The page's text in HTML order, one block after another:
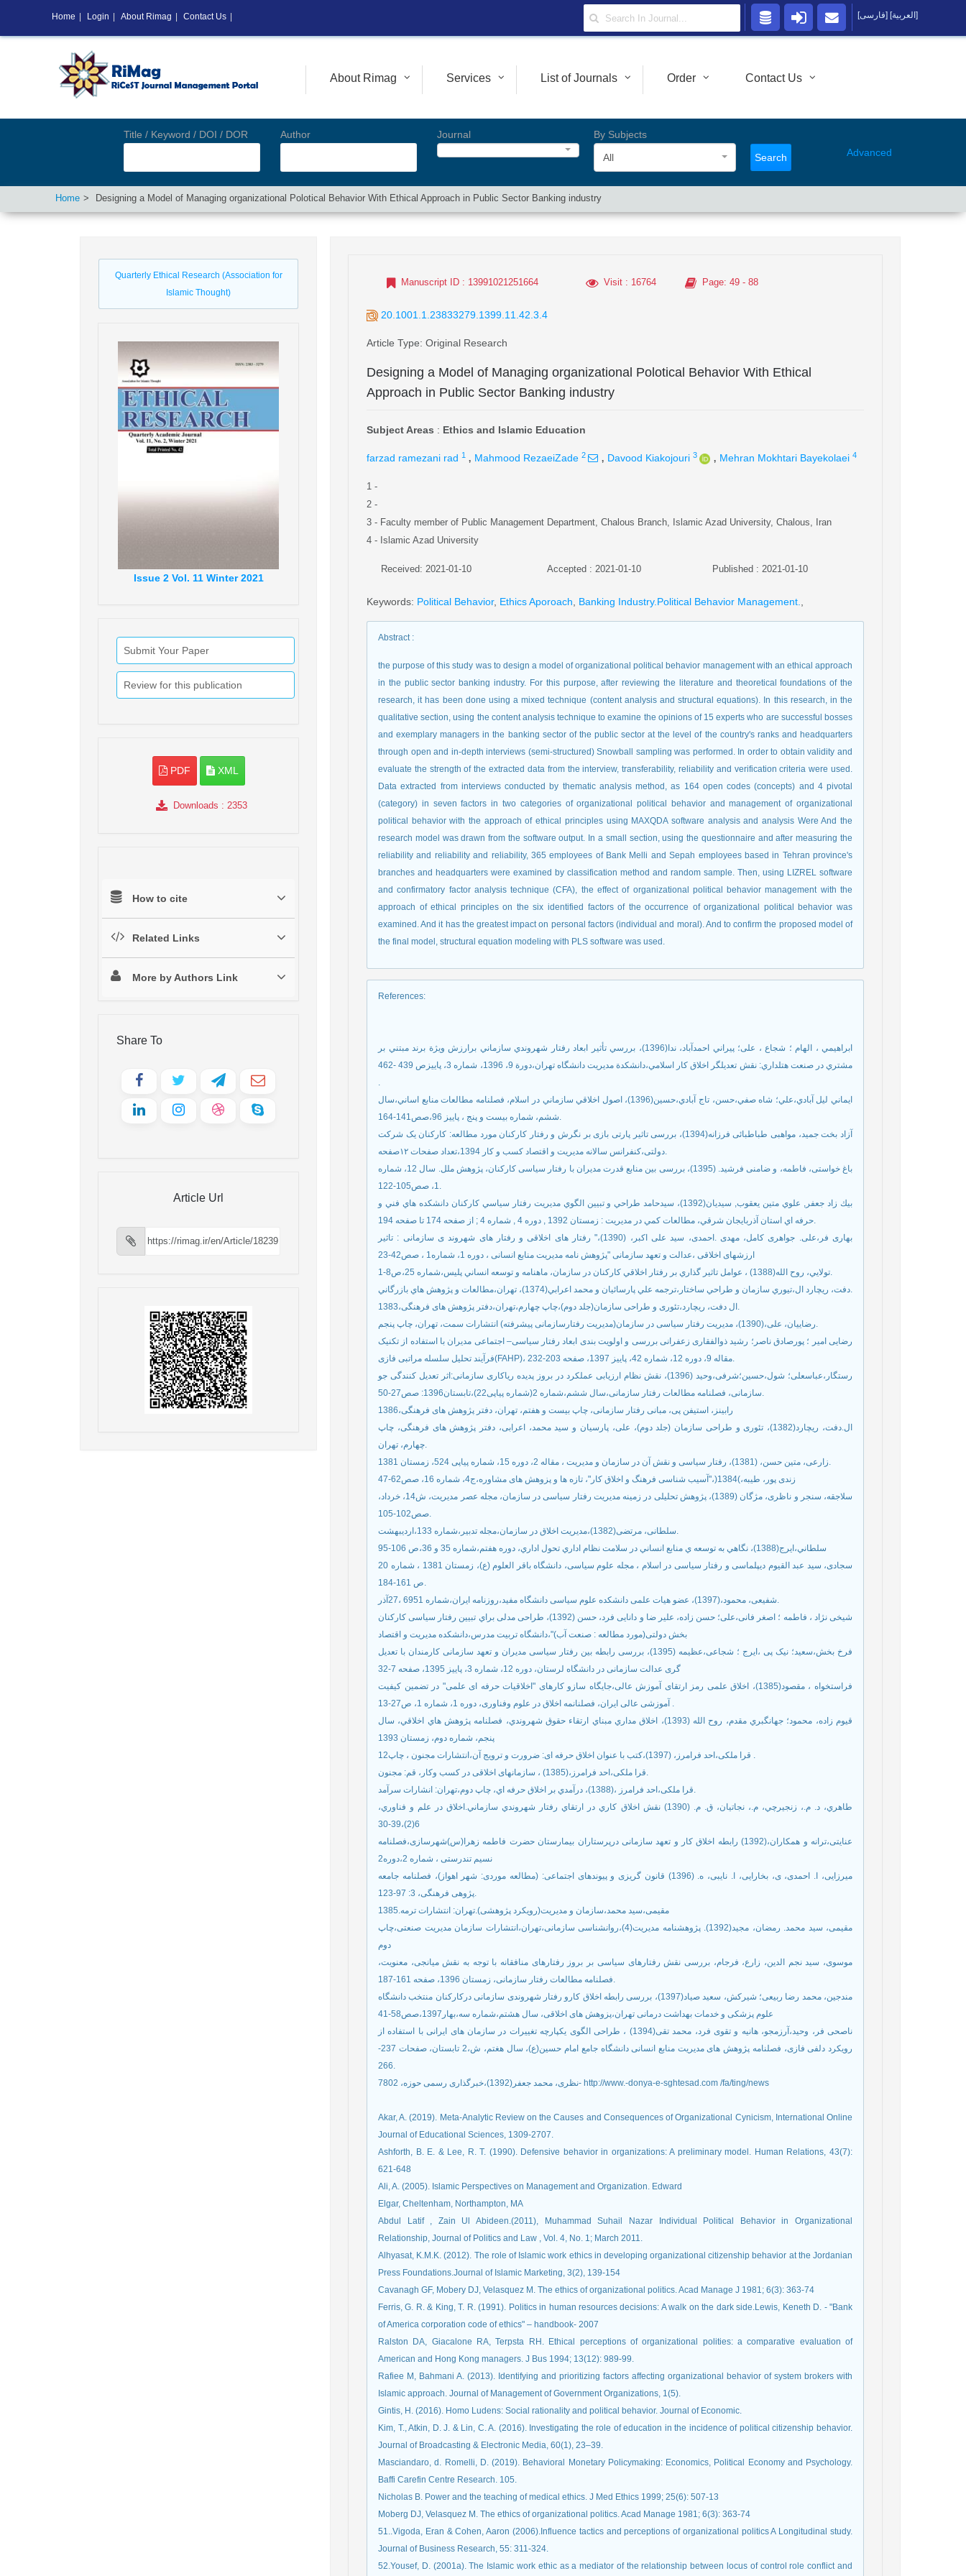
About Rimag Services List of Journals Order Contact Us
Title / Keyword / DOI / DOR Author Journal
By Subjects
All
Search Advanced
Home Designing a Model of Managing organizational Polotical Behavior With Ethical Approach in Public Sector Banking industry
Quarterly Ethical Research (Association for
Islamic Thought)
Issue2 Vol. 11 Winter 2021
Submit Your Paper
Review for this publication
PDF XML
Downloads : 2353
How to cite
Related Links
More by Authors Link
Share To
Article Url
Manuscript ID : 13991021251664 Visit: 16764 Page: 49 - 88
20.1001.1.23833279.1399.11.42.3.4
Article Type: Original Research
Designing a Model of Managing organizational Polotical Behavior With Ethical
Approach in Public Sector Banking industry
Subject Areas : Ethics and Islamic Education
farzad ramezani rad 1 , Mahmood RezaeiZade 2 , Davood Kiakojouri 3 , Mehran Mokhtari Bayekolaei 4
1 -
2 -
3 - Faculty member of Public Management Department, Chalous Branch, Islamic Azad University, Chalous, Iran
4 - Islamic Azad University
Received: 2021-01-10 Accepted : 2021-01-10 Published : 2021-01-10
Keywords: Political Behavior, Ethics Aporoach Banking Industry.Political Behavior Management.
Abstract:
the purpose of this study was to design a model of organizational political behavior management with an ethical approach
in the public sector banking industry. For this purpose, after reviewing the literature and theoretical foundations of the
research, it has been done using a mixed technique (content analysis and structural equations). In this research, in the
qualitative section, using the content analysis technique to examine the opinions of 15 experts who are successful bosses
and exemplary managers in the banking sector of the public sector at the level of the country's ranks and headquarters
through open and in-depth interviews (semi-structured) Snowball sampling was performed. In order to obtain validity and
evaluate the strength of the extracted data from the interview, transferability, reliability and verification criteria were used.
Data extracted from interviews conducted by thematic analysis method, as 164 open codes (concepts) and 4 pivotal
(category) in seven factors in two categories of organizational political behavior and management of organizational
political behavior with the approach of ethical principles using MAXQDA software analysis and analysis Were And the
research model was drawn from the software output. In a small section, using the questionnaire and after measuring the
reliability and reliability and reliability, 365 employees of Bank Melli and Sepah employees based in Tehran province's
branches and headquarters were examined by classification method and random sample. Then, using LIZREL software
and confirmatory factor analysis technique (CFA), the effect of organizational political behavior management with the
approach of ethical principles on the six identified factors of the occurrence of organizational political behavior was
examined. And it has the greatest impact on personal factors (individual and moral). And to confirm the proposed model of
the final model, structural equation modeling with PLS software was used.
References:
ابراهيمي ، الهام ؛ شجاع ، علی؛ پيراني احمدآباد، ندا(1396)، بررسي تأثير ابعاد رفتار شهروندي سازماني برارزش ويژة برند مبتني بر
مشتري در صنعت هتلداري: نقش تعديلگر اخلاق كار اسلامي،دانشكدة مديريت دانشگاه تهران،دورة 9، 1396، شماره 3، پاييزص 439 -462
.
ايماني ليل آبادي،علي؛ شاه صفي،حسن، تاج آبادي،حسين(1396)، اصول اخلاقي سازماني در اسلام، فصلنامه مطالعات منابع اساني،سال
ششم، شماره بيست و پنج ، پاييز 96،صص141-164.
آزاد بخت جمید، مواهبی طباطبائی فرزانه(1394)، بررسی تاثیر پارتی بازی بر نگرش و رفتار کارکنان مورد مطالعه: کارکنان یک شرکت
دولتی،کنفرانس سالانه مدیریت و اقتصاد کسب و کار 1394،تعداد صفحات ۱۲صفحه.
باغ خواستی، فاطمه، و ضامنی فرشید. (1395)، بررسی بین منابع قدرت مدیران با رفتار سیاسی کارکنان، پژوهش ملل. سال 12، شماره
1، صص105-122.
بيك زاد جعفر, علوي متين يعقوب, سيديان(1392)، سيدحامد طراحي و تبيين الگوي مديريت رفتار سياسي کارکنان دانشکده هاي فني و
حرفه اي استان آذربايجان شرقي، مطالعات كمي در مديريت : زمستان 1392 , دوره 4 , شماره 4 ; از صفحه 174 تا صفحه 194.
بهاری فر،علی. جواهری کامل، مهدی .احمدی، سید علی اکبر، (1390)،" رفتار های اخلاقی و رفتار های شهروند ی سازمانی : تاثیر
ارزشهای اخلاقی ،عدالت و تعهد سازمانی "پژوهش نامه مدیریت منابع انسانی ، دوره 1، شماره1 ، صص42-23
تولايي، روح الله(1388) ، عوامل تاثير گذاري بر رفتار اخلاقي كاركنان در سازمان، ماهنامه و توسعه انساني پليس،شماره 25،ص8-1.
دفت، ريچارد ال،تيوري سازمان و طراحي ساختار،ترجمه علي پارسائيان و محمد اعرابي(1374)، تهران،مطالعات و پژوهش هاي بازرگاني.
ال دفت، ریچارد،تئوری و طراحی سازمان(جلد دوم)،چاپ چهارم،تهران،دفتر پژوهش های فرهنگی،1383.
رضاییان، علی،(1390)، مدیریت رفتار سیاسی در سازمان(مدیریت رفتارسازمانی پیشرفته) انتشارات سمت، تهران، چاپ پنجم.
رضایی امیر ؛ پورصادق ناصر؛ رشید ذوالفقاری زعفرانی بررسی و اولویت ‌بندی ابعاد رفتار سیاسی– اجتماعی مدیران با استفاده از تکنیک‌
فرآیند تحلیل سلسله مراتبی فازی(FAHP)، مقاله 9، دوره 12، شماره 42، پاییز 1397، صفحه 203-232.
رستگار،عباسعلی؛ شول،حسین؛شرفی،وحید (1396)، نقش نظام ارزیابی عملکرد در بروز پدیده ریاکاری سازمانی:اثر تعدیل کنندگی جو
سازمانی، فصلنامه مطالعات رفتار سازمانی،سال ششم،شماره 2(شماره پیاپی22)،تابستان1396: صص27-50.
رابینز، استیفن پی، مبانی رفتار سازمانی، چاپ بیست و هفتم، تهران، دفتر پژوهش های فرهنگی،1386
ال.دفت، ریچارد(1382)، تئوری و طراحی سازمان (جلد دوم)، علی، پارسیان و سید محمد، اعرابی، دفتر پژوهش های فرهنگی، چاپ
چهارم، تهران.
زارعی، متین حسن، (1381)، رفتار سیاسی و نقش آن در سازمان و مدیریت ، مقاله 2، دوره 15، شماره پیاپی 524، زمستان 1381.
زندی پور، طیبه،)1384(،"آسیب شناسی فرهنگ و اخلاق کار"، تازه ها و پزوهش های مشاوره،ج4، شماره 16، صص62-47
سلاجقه، سنجر و ناظری، مژگان (1389)، پژوهش تحلیلی در زمینه مدیریت رفتار سیاسی در سازمان، مجله عصر مدیریت، ش14، خرداد،
صص102-105.
سلطانی، مرتضی(1382)،مدیریت اخلاق در سازمان،مجله تدبیر،شماره 133،اردیبهشت.
سلطاني،ايرج(1388)، نگاهي به توسعه ي منابع انساني در سلامت نظام اداري تحول اداري، دوره هفتم،شماره 35 و 36،ص 106-95
سجادی، سید عبد القیوم دیپلماسی و رفتار سیاسی در اسلام ، مجله علوم سیاسی، دانشگاه باقر العلوم (ع)، زمستان 1381 ، شماره 20
ص 161-184.
شفیعی، محمود،(1397)، عضو هیات علمی دانشکده علوم سیاسی دانشگاه مفید،روزنامه ایران،شماره 6951 ،27آذر.
شیخی نژاد ، فاطمه ؛ اصغر فانی،علی؛ حسن زاده، علیر ضا و دانایی فرد، حسن (1392)، طراحی مدلی براي تبیین رفتار سیاسی کارکنان
بخش دولتی(مورد مطالعه : صنعت آب)"،دانشگاه تربیت مدرس،دانشکده مدیریت و اقتصاد
فرخ بخش،سعید؛ نیک پی ،ایرج ؛ شجاعی،عظیمه (1395)، بررسی رابطه بین رفتار سیاسی مدیران و تعهد سازمانی کارمندان با تعدیل
گری عدالت سازمانی در دانشگاه لرستان، دوره 12، شماره 3، پاییز 1395، صفحه 7-32
فراستخواه ، مقصود(1385)، اخلاق علمی رمز ارتقای آموزش عالی،جایگاه سازو کارهای "اخلاقیات حرفه ای علمی" در تضمین کیفیت
آموزشی عالی ایران، فصلنانمه اخلاق در علوم وفناوری، دوره 1، شماره 1، ص27-13 .
قيوم زاده، محمود؛ جهانگبري مقدم، روح الله (1393)، اخلاق مداري مبناي ارتقاء حقوق شهروندي، فصلنامه پژوهش هاي اخلاقي، سال
پنجم، شماره دوم، زمستان 1393
قرا ملکی،احد فرامرز، (1397)،کتب با عنوان اخلاق حرفه ای: ضرورت و ترویج آن،انتشارات مجنون ، چاپ12 .
قرا ملکی،احد فرامرز،(1385) ، سازمانهای اخلاقی در کسب وکار، قم: مجنون.
قرا ملکی،احد فرامرز ،(1388)، درآمدي بر اخلاق حرفه اي، چاپ دوم،تهران: انشارات سرآمد.
طاهري، د. م.، زنجيرچي، م.، نجاتيان، ق. م. (1390) نقش اخلاق كاري در ارتقاي رفتار شهروندي سازماني.اخلاق در علم و فناوري،
6(2)،39-30
عنایتی،ترانه و همکاران،(1392) رابطه اخلاق کار و تعهد سازمانی درپرستاران بیمارستان حضرت فاطمه زهرا(س)شهرسازی،فصلنامه
نسیم تندرستی ، شماره 2،دوره2
میرزایی، ا. احمدی، ی، بخارایی، ا. نایبی، ه. (1396) قانون گریزی و پیوندهای اجتماعی: (مطالعه موردی: شهر اهواز)، فصلنامه جامعه
پژوهی فرهنگی، 3: 97-123.
مقیمی،سید محمد،سازمان و مدیریت(رویکرد پژوهشی).تهران: انتشارات ترمه.1385
مقیمی، سید محمد. رمضان، مجید(1392). پژوهشنامه مدیریت(4)،روانشناسی سازمانی،تهران،انتشارات سازمان مدیریت صنعتی،چاپ
دوم
موسوی، سید نجم الدین، زارع، فرجام، بررسی نقش رفتارهای سیاسی بر بروز رفتارهای منافقانه با توجه به نقش میانجی، معنویت،
فصلنامه مطالعات رفتار سازمانی، زمستان 1396، صفحه 161-187.
مندجین، محمد رضا ربیعی؛ شیرکش، سعید صیاد(1397)، بررسی رابطه اخلاق کارو رفتار شهروندی سازمانی درکارکنان منتخب دانشگاه
علوم پزشکی و خدمات بهداشت درمانی تهران،پزوهش های اخلاقی، سال هشتم،شماره سه،بهار1397،صص58-41
ناصحی فر، وحید،آرزمجو، هانیه و تقوی فرد، محمد تقی(1394) ، طراحی الگوی یکپارچه تغییرات در سازمان های ایرانی با استفاده از
رویکرد دلفی فازی، فصلنامه پژوهش های مدیریت منابع انسانی دانشگاه جامع امام حسین(ع)، سال هغتم، ش،2 تابستان، صفحات 237-
266.
نظری، محمد جعفر(1392)،خبرگذاری رسمی حوزه، 7802- http://www.-donya-e-sghtesad.com /fa/ting/news
Akar, A. (2019). Meta-Analytic Review on the Causes and Consequences of Organizational Cynicism, International Online
Journal of Educational Sciences, 1309-2707.
Ashforth, B. E. & Lee, R. T. (1990). Defensive behavior in organizations: A preliminary model. Human Relations, 43(7):
621-648
Ali, A. (2005). Islamic Perspectives on Management and Organization. Edward
Elgar, Cheltenham, Northampton, MA
Abdul Latif , Zain Ul Abideen.(2011), Muhammad Suhail Nazar Individual Political Behavior in Organizational
Relationship, Journal of Politics and Law , Vol. 4, No. 1; March 2011.
Alhyasat, K.M.K. (2012). The role of Islamic work ethics in developing organizational citizenship behavior at the Jordanian
Press Foundations.Journal of Islamic Marketing, 3(2), 139-154
Cavanagh GF, Mobery DJ, Velasquez M. The ethics of organizational politics. Acad Manage J 1981; 6(3): 363-74
Ferris, G. R. & King, T. R. (1991). Politics in human resources decisions: A walk on the dark side.Lewis, Keneth D. - "Bank
of America corporation code of ethics" – handbook- 2007
Ralston DA, Giacalone RA, Terpsta RH. Ethical perceptions of organizational polities: a comparative evaluation of
American and Hong Kong managers. J Bus 1994; 13(12): 989-99.
Rafiee M, Bahmani A. (2013). Identifying and prioritizing factors affecting organizational behavior of system brokers with
Islamic approach. Journal of Management of Government Organizations, 1(5).
Gintis, H. (2016). Homo Ludens: Social rationality and political behavior. Journal of Economic.
Kim, T., Atkin, D. J. & Lin, C. A. (2016). Investigating the role of education in the incidence of political citizenship behavior.
Journal of Broadcasting & Electronic Media, 60(1), 23–39.
Masciandaro, d. Romelli, D. (2019). Behavioral Monetary Policymaking: Economics, Political Economy and Psychology.
Baffi Carefin Centre Research. 105.
Nicholas B. Power and the teaching of medical ethics. J Med Ethics 1999; 25(6): 507-13
Moberg DJ, Velasquez M. The ethics of organizational politics. Acad Manage 1981; 6(3): 363-74
51..Vigoda, Eran & Cohen, Aaron (2006).Influence tactics and perceptions of organizational politics A Longitudinal study.
Journal of Business Research, 55: 311-324.
52.Yousef, D. (2001a). The Islamic work ethic as a mediator of the relationship between locus of control role conflict and
Home Login About Rimag Contact Us [فارسی] [العربية]